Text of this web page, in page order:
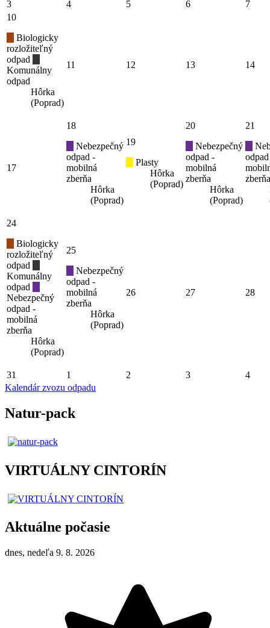
3 4 5 6
7
10
Biologicky
rozložiteľný
odpad
Komunálny
odpad
Hôrka
(Poprad)
11 12 13 14
17
18
Nebezpečný
odpad -
mobilná
zberňa
Hôrka
(Poprad)
19
Plasty
Hôrka
(Poprad)
20
Nebezpečný
odpad -
mobilná
zberňa
Hôrka
(Poprad)
21
zberňa
24
Biologicky
rozložiteľný
odpad
Komunálny
odpad
Nebezpečný
odpad -
mobilná
zberňa
Hôrka
(Poprad)
25
Nebezpečný
odpad -
mobilná
zberňa
Hôrka
(Poprad)
26 27 28
31 1 2 3
4
Kalendár zvozu odpadu
Natur-pack
VIRTUÁLNY CINTORÍN
Aktuálne počasie
dnes, nedeľa 9. 8. 2026